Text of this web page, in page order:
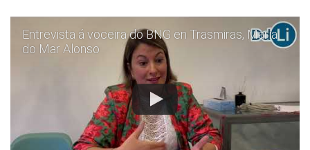
Entrevista á voceira do BNG en Trasmiras, María
do Mar Alonso